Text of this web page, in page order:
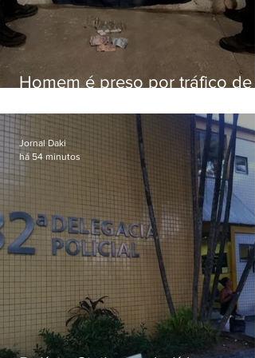
Homem é preso por tráfico de
Jornal Daki
há 54 minutos